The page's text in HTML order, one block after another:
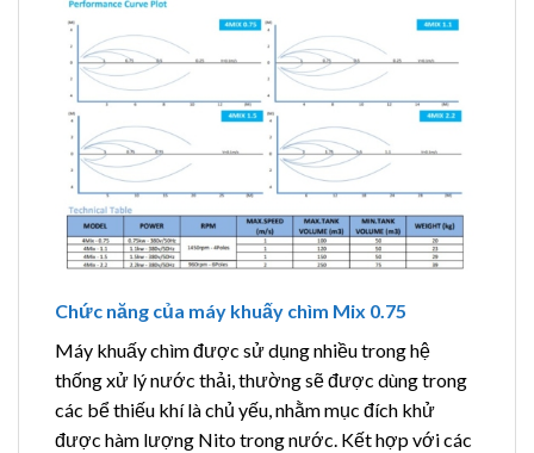
Chức năng của máy khuấy chìm Mix 0.75
Máy khuấy chìm được sử dụng nhiều trong hệ
thống xử lý nước thải, thường sẽ được dùng trong
các bể thiếu khí là chủ yếu, nhằm mục đích khử
được hàm lượng Nito trong nước. Kết hợp với các